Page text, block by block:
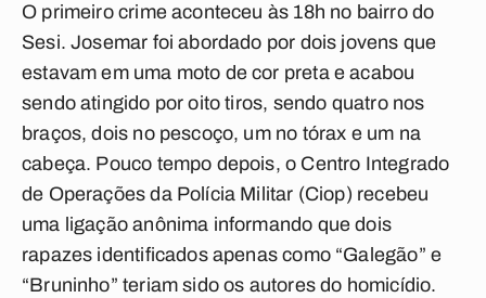
O primeiro crime aconteceu às 18h no bairro do
Sesi. Josemar foi abordado por dois jovens que
estavam em uma moto de cor preta e acabou
sendo atingido por oito tiros, sendo quatro nos
braços, dois no pescoço, um no tórax e um na
cabeça. Pouco tempo depois, o Centro Integrado
de Operações da Polícia Militar (Ciop) recebeu
uma ligação anônima informando que dois
rapazes identificados apenas como “Galegão” e
“Bruninho” teriam sido os autores do homicídio.